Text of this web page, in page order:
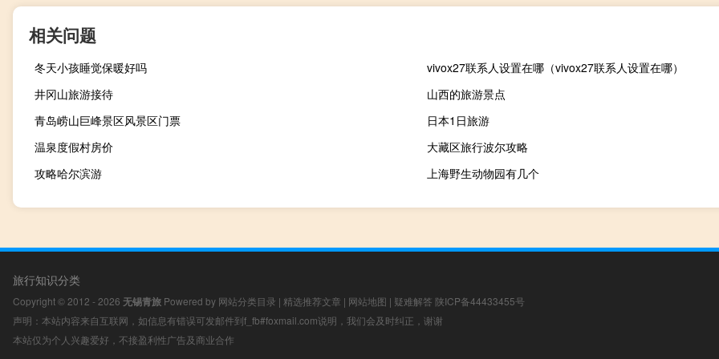
相关问题
冬天小孩睡觉保暖好吗
vivox27联系人设置在哪（vivox27联系人设置在哪）
井冈山旅游接待
山西的旅游景点
青岛崂山巨峰景区风景区门票
日本1日旅游
温泉度假村房价
大藏区旅行波尔攻略
攻略哈尔滨游
上海野生动物园有几个
旅行知识分类
Copyright © 2012 - 2026 无锡青旅 Powered by 网站分类目录 | 精选推荐文章 | 网站地图 | 疑难解答 陕ICP备44433455号
声明：本站内容来自互联网，如信息有错误可发邮件到f_fb#foxmail.com说明，我们会及时纠正，谢谢
本站仅为个人兴趣爱好，不接盈利性广告及商业合作